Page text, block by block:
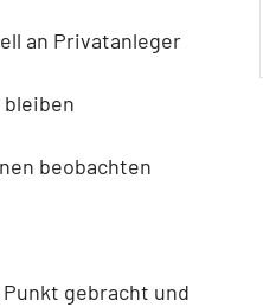
an Privatanleger
beobachten
gebracht und